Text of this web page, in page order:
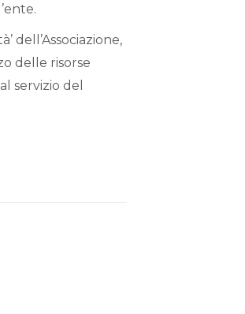
dell’Associazione,
delle risorse
servizio del